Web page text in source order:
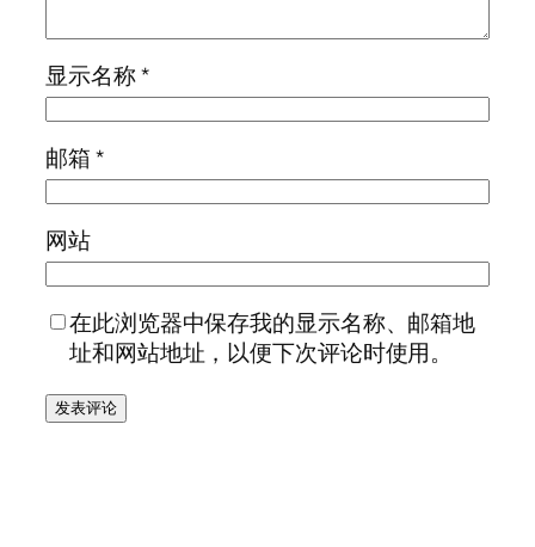
显示名称*
邮箱*
网站
在此浏览器中保存我的显示名称、邮箱地
址和网站地址，以便下次评论时使用。